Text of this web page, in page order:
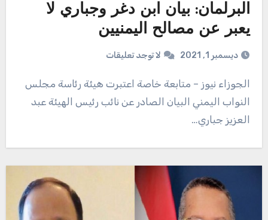
البرلمان: بيان ابن دغر وجباري لا
يعبر عن مصالح اليمنيين
ديسمبر 1, 2021 لا توجد تعليقات
الجوزاء نيوز – متابعة خاصة اعتبرت هيئة رئاسة مجلس
النواب اليمني البيان الصادر عن نائب رئيس الهيئة عبد
العزيز جباري…